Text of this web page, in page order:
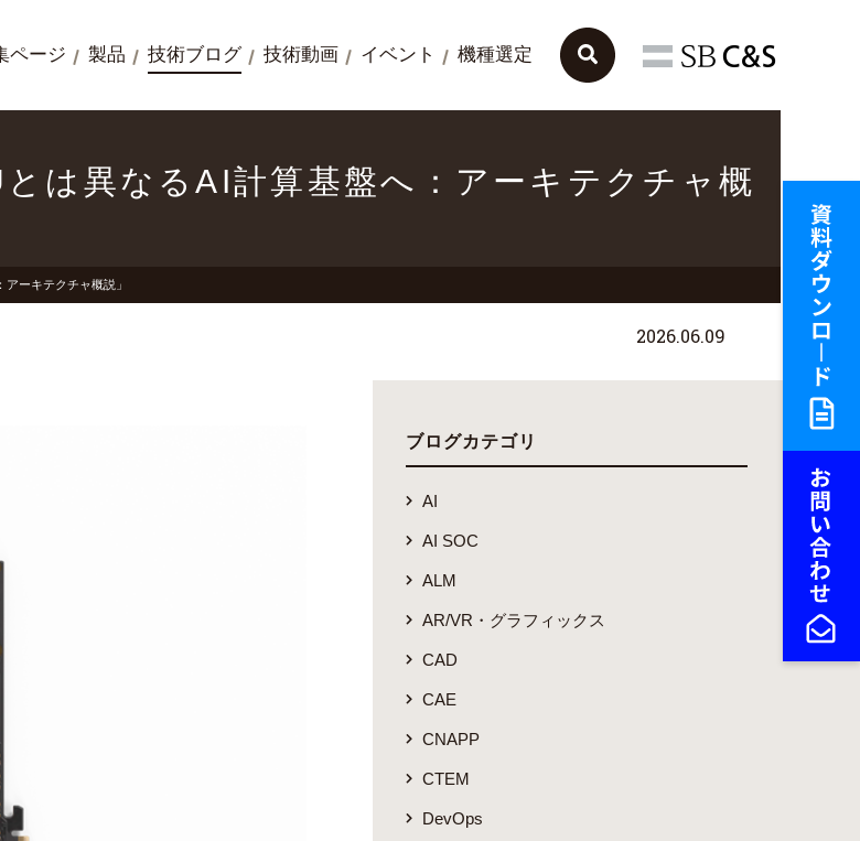
ページ 製品 技術ブログ 技術動画 イベント 機種選定
は異なるAI計算基盤へ：アーキテクチャ概
ーキテクチャ概説」
2026.06.09
ブログカテゴリ
AI
AI SOC
ALM
AR/VR・グラフィックス
CAD
CAE
CNAPP
CTEM
DevOps